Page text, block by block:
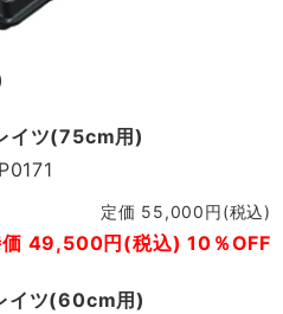
イツ(75cm用)
定価 55,000円(税込)
49,500円(税込) 10％OFF
イツ(60cm用)